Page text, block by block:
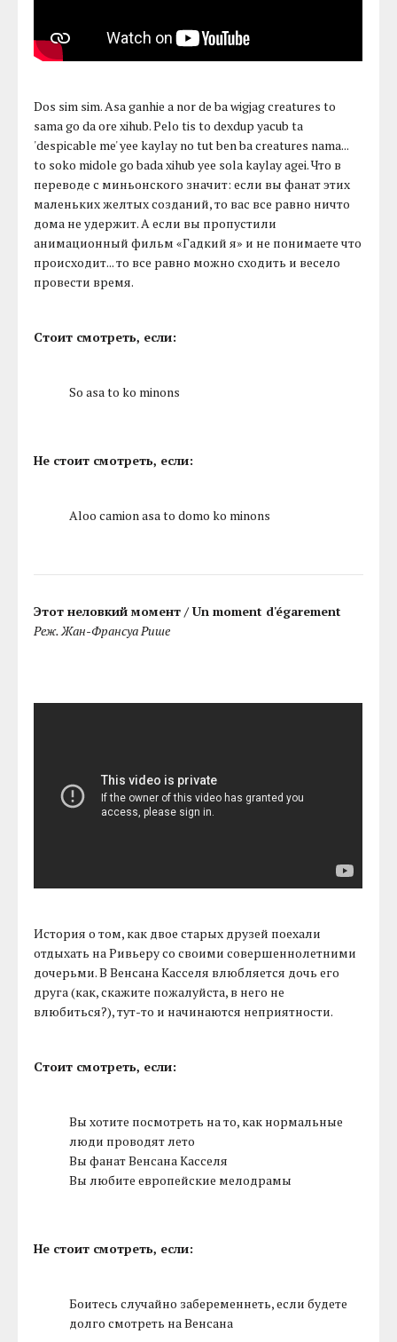
Dos sim sim. Asa ganhie a nor de ba wigjag creatures to
sama go da ore xihub. Pelo tis to dexdup yacub ta
'despicable me' yee kaylay no tut ben ba creatures nama...
to soko midole go bada xihub yee sola kaylay agei. Что в
переводе с миньонского значит: если вы фанат этих
маленьких желтых созданий, то вас все равно ничто
дома не удержит. А если вы пропустили
анимационный фильм «Гадкий я» и не понимаете что
происходит... то все равно можно сходить и весело
провести время.
Стоит смотреть, если:
So asa to ko minons
Не стоит смотреть, если:
Aloo camion asa to domo ko minons
Этот неловкий момент / Un moment d'égarement
Реж. Жан-Франсуа Рише
История о том, как двое старых друзей поехали
отдыхать на Ривьеру со своими совершеннолетними
дочерьми. В Венсана Касселя влюбляется дочь его
друга (как, скажите пожалуйста, в него не
влюбиться?), тут-то и начинаются неприятности.
Стоит смотреть, если:
Вы хотите посмотреть на то, как нормальные
люди проводят лето
Вы фанат Венсана Касселя
Вы любите европейские мелодрамы
Не стоит смотреть, если:
Боитесь случайно забеременнеть, если будете
долго смотреть на Венсана